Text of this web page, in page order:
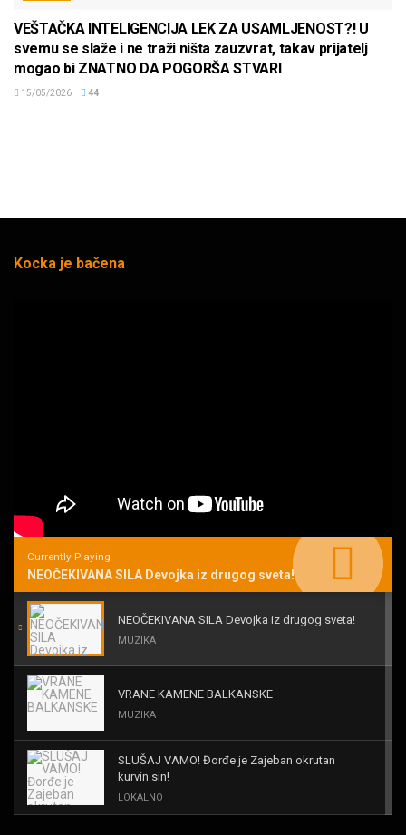
VEŠTAČKA INTELIGENCIJA LEK ZA USAMLJENOST?! U
svemu se slaže i ne traži ništa zauzvrat, takav prijatelj
mogao bi ZNATNO DA POGORŠA STVARI
15/05/2026 44
Kocka je bačena
Currently Playing
NEOČEKIVANA SILA Devojka iz drugog sveta!
NEOČEKIVANA SILA Devojka iz drugog sveta!
MUZIKA
VRANE KAMENE BALKANSKE
MUZIKA
SLUŠAJ VAMO! Đorđe je Zajeban okrutan
kurvin sin!
LOKALNO